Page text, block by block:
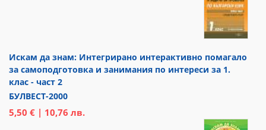
Искам да знам: Интегрирано интерактивно помагало
за самоподготовка и занимания по интереси за 1.
клас - част 2
БУЛВЕСТ-2000
5,50 € | 10,76 лв.